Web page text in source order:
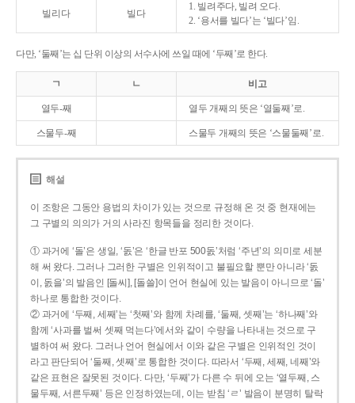
빌리다 빌다
1. 빌려주다, 빌려 오다.
2. ‘용서를 빌다’는 ‘빌다’임.
다만, ‘둘째’는 십 단위 이상의 서수사에 쓰일 때에 ‘두째’로 한다.
ㄱ ㄴ 비고
열두-째 열두 개째의 뜻은 ‘열둘째’로.
스물두-째 스물두 개째의 뜻은 ‘스물둘째’로.
해설
이 조항은 그동안 용법의 차이가 있는 것으로 규정해 온 것 중 현재에는
그 구별의 의의가 거의 사라진 항목들을 정리한 것이다.
① 과거에 ‘돌’은 생일, ‘돐’은 ‘한글 반포 500돐’처럼 ‘주년’의 의미로 세분
해 써 왔다. 그러나 그러한 구별은 인위적이고 불필요할 뿐만 아니라 ‘돐
이, 돐을’의 발음인 [돌씨], [돌쓸]이 언어 현실에 있는 발음이 아니므로 ‘돌’
하나로 통합한 것이다.
② 과거에 ‘두째, 세째’는 ‘첫째’와 함께 차례를, ‘둘째, 셋째’는 ‘하나째’와
함께 ‘사과를 벌써 셋째 먹는다’에서와 같이 수량을 나타내는 것으로 구
별하여 써 왔다. 그러나 언어 현실에서 이와 같은 구별은 인위적인 것이
라고 판단되어 ‘둘째, 셋째’로 통합한 것이다. 따라서 ‘두째, 세째, 네째’와
같은 표현은 잘못된 것이다. 다만, ‘두째’가 다른 수 뒤에 오는 ‘열두째, 스
물두째, 서른두째’ 등은 인정하였는데, 이는 받침 ‘ㄹ’ 발음이 분명히 탈락